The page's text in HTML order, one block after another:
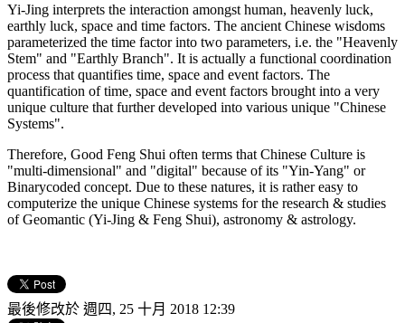
Yi-Jing interprets the interaction amongst human, heavenly luck,
earthly luck, space and time factors. The ancient Chinese wisdoms
parameterized the time factor into two parameters, i.e. the "Heavenly
Stem" and "Earthly Branch". It is actually a functional coordination
process that quantifies time, space and event factors. The
quantification of time, space and event factors brought into a very
unique culture that further developed into various unique "Chinese
Systems".
Therefore, Good Feng Shui often terms that Chinese Culture is
"multi-dimensional" and "digital" because of its "Yin-Yang" or
Binarycoded concept. Due to these natures, it is rather easy to
computerize the unique Chinese systems for the research & studies
of Geomantic (Yi-Jing & Feng Shui), astronomy & astrology.
最後修改於 週四, 25 十月 2018 12:39